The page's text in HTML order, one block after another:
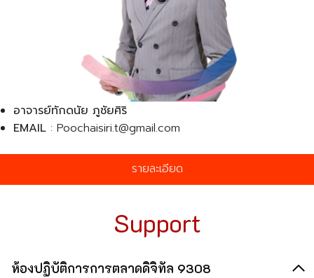
อาจารย์ทักดนัย ภูชัยศิริ
EMAIL : Poochaisiri.t@gmail.com
รายละเอียด
Support
ห้องปฏิบัติการการตลาดดิจิทัล 9308